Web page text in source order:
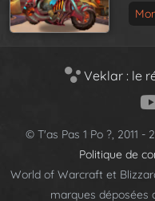
Veklar : le
© T'as Pas 1 Po ?, 2011 -
Politique de
World of Warcraft et
marques déposées